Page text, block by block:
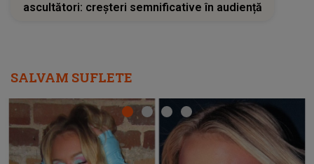
ascultători: creșteri semnificative în audiență
SALVAM SUFLETE